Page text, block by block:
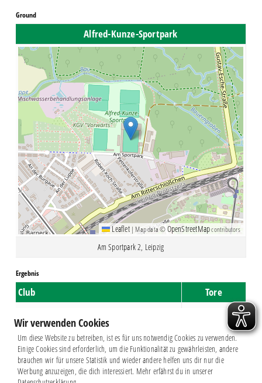
Ground
Alfred-Kunze-Sportpark
Leaflet | Map data ©OpenStreetMapcontributors
Am Sportpark 2, Leipzig
Ergebnis
Club Tore
Union Sandersdorf
Wir verwenden Cookies
Um diese Website zu betreiben, ist es für uns notwendig Cookies zu verwenden.
Einige Cookies sind erforderlich, um die Funktionalität zu gewährleisten, andere
brauchen wir für unsere Statistik und wieder andere helfen uns dir nur die
Werbung anzuzeigen, die dich interessiert. Mehr erfährst du in unserer